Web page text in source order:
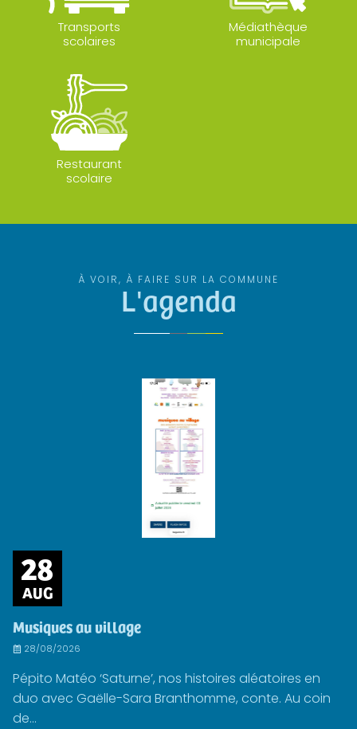
Transports
scolaires
Médiathèque
municipale
Restaurant
scolaire
À VOIR, À FAIRE SUR LA COMMUNE
L'agenda
28
AUG
Musiques au village
28/08/2026
Pépito Matéo ‘Saturne’, nos histoires aléatoires en
duo avec Gaëlle-Sara Branthomme, conte. Au coin
de...